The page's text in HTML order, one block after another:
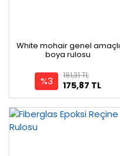
White mohair genel amaçlı
boya rulosu
%3 175,87 TL
181,31 TL